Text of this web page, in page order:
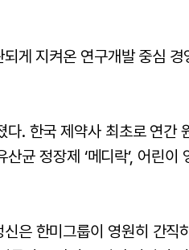
게 지켜온 연구개발 중심 경
. 한국 제약사 최초로 연간
균 정장제 ‘메디락’, 어린이
은 한미그룹이 영원히 간직